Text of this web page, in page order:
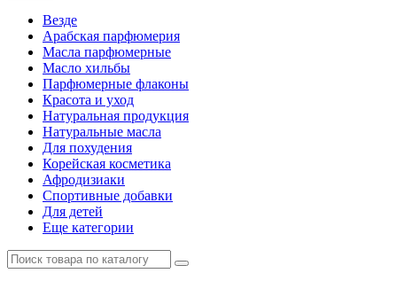
Везде
Арабская парфюмерия
Масла парфюмерные
Масло хильбы
Парфюмерные флаконы
Красота и уход
Натуральная продукция
Натуральные масла
Для похудения
Корейская косметика
Афродизиаки
Спортивные добавки
Для детей
Еще категории